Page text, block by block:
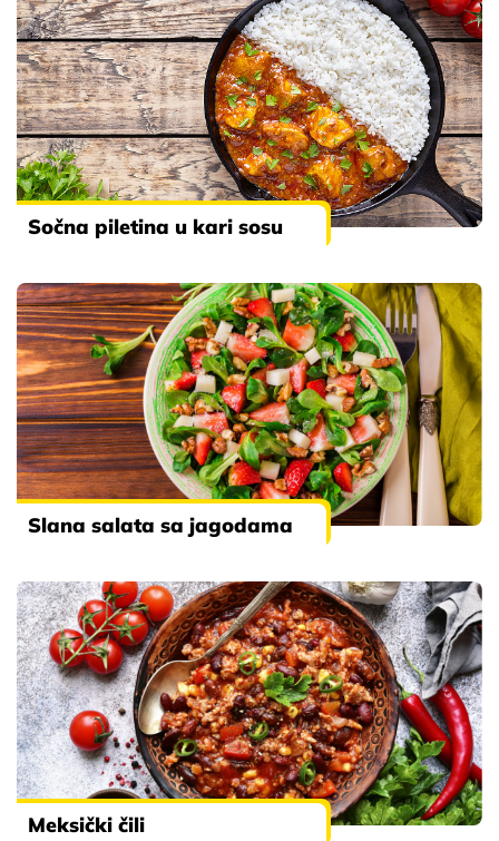
Sočna piletina u kari sosu
Slana salata sa jagodama
Meksički čili